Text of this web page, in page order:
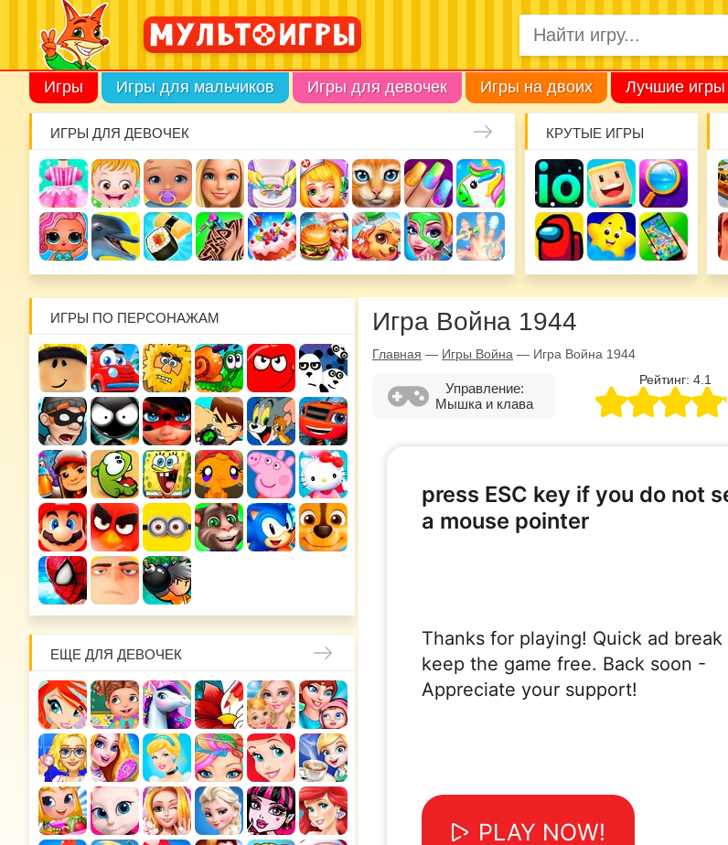
Игры Игры для мальчиков Игры для девочек Игры на двоих Лучшие игры
ИГРЫ ДЛЯ ДЕВОЧЕК КРУТЫЕ ИГРЫ
ИГРЫ ПО ПЕРСОНАЖАМ
ЕЩЕ ДЛЯ ДЕВОЧЕК
Игра Война 1944
Главная — Игры Война — Игра Война 1944
Управление:
Мышка и клава
Рейтинг: 4.1